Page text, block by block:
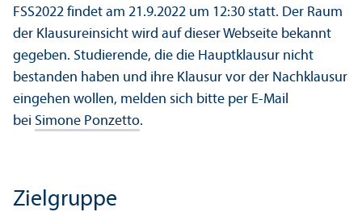
FSS2022 findet am 21.9.2022 um 12:30 statt. Der Raum
der Klausureinsicht wird auf dieser Webseite bekannt
gegeben. Studierende, die die Hauptklausur nicht
bestanden haben und ihre Klausur vor der Nachklausur
eingehen wollen, melden sich bitte per E-Mail
bei Simone Ponzetto.
Zielgruppe